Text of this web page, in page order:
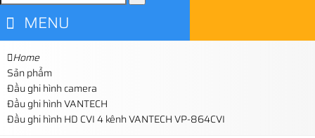
MENU
Home
Sản phẩm
Đầu ghi hình camera
Đầu ghi hình VANTECH
Đầu ghi hình HD CVI 4 kênh VANTECH VP-864CVI